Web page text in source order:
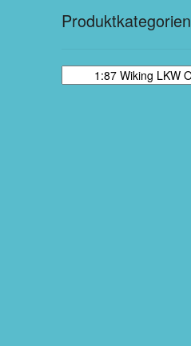
Produktkategorien